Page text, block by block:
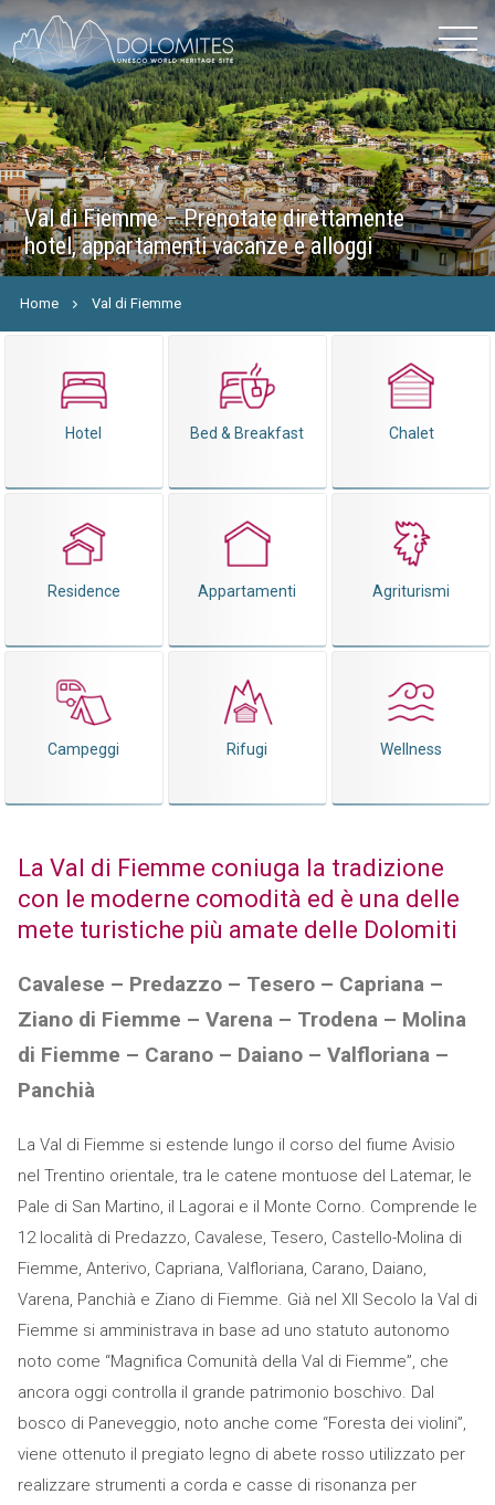
Val di Fiemme – Prenotate direttamente
hotel, appartamenti vacanze e alloggi
Home Val di Fiemme
Hotel Bed & Breakfast Chalet
Residence Appartamenti Agriturismi
Campeggi Rifugi Wellness
La Val di Fiemme coniuga la tradizione
con le moderne comodità ed è una delle
mete turistiche più amate delle Dolomiti
Cavalese – Predazzo – Tesero – Capriana –
Ziano di Fiemme – Varena – Trodena – Molina
di Fiemme – Carano – Daiano – Valfloriana –
Panchià
La Val di Fiemme si estende lungo il corso del fiume Avisio
nel Trentino orientale, tra le catene montuose del Latemar, le
Pale di San Martino, il Lagorai e il Monte Corno. Comprende le
12 località di Predazzo, Cavalese, Tesero, Castello-Molina di
Fiemme, Anterivo, Capriana, Valfloriana, Carano, Daiano,
Varena, Panchià e Ziano di Fiemme. Già nel XII Secolo la Val di
Fiemme si amministrava in base ad uno statuto autonomo
noto come “Magnifica Comunità della Val di Fiemme”, che
ancora oggi controlla il grande patrimonio boschivo. Dal
bosco di Paneveggio, noto anche come “Foresta dei violini”,
viene ottenuto il pregiato legno di abete rosso utilizzato per
realizzare strumenti a corda e casse di risonanza per